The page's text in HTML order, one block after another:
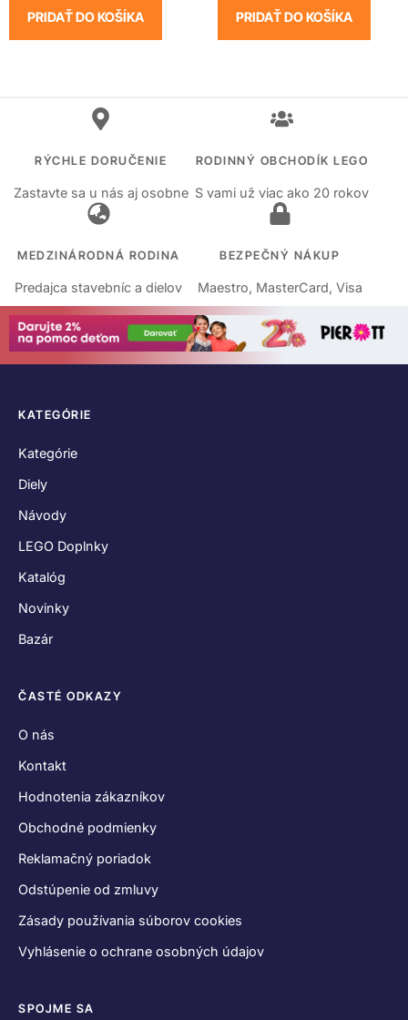
PRIDAŤ DO KOŠÍKA PRIDAŤ DO KOŠÍKA
RÝCHLE DORUČENIE
Zastavte sa u nás aj osobne
RODINNÝ OBCHODÍK LEGO
S vami už viac ako 20 rokov
MEDZINÁRODNÁ RODINA
Predajca stavebníc a dielov
BEZPEČNÝ NÁKUP
Maestro, MasterCard, Visa
KATEGÓRIE
Kategórie
Diely
Návody
LEGO Doplnky
Katalóg
Novinky
Bazár
ČASTÉ ODKAZY
O nás
Kontakt
Hodnotenia zákazníkov
Obchodné podmienky
Reklamačný poriadok
Odstúpenie od zmluvy
Zásady používania súborov cookies
Vyhlásenie o ochrane osobných údajov
SPOJME SA